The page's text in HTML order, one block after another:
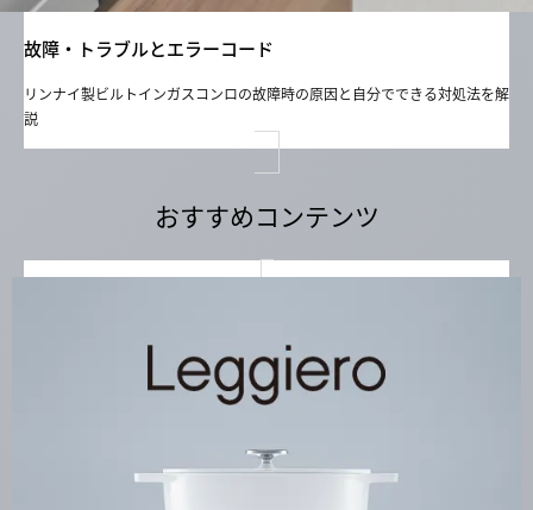
故障・トラブルとエラーコード
リンナイ製ビルトインガスコンロの故障時の原因と自分でできる対処法を解
説
おすすめコンテンツ